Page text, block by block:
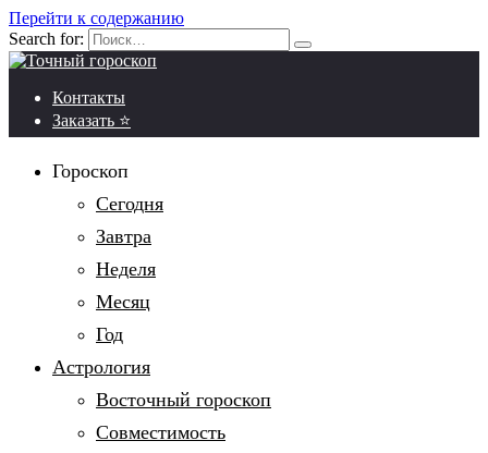
Перейти к содержанию
Search for:
Контакты
Заказать ⭐
Гороскоп
Сегодня
Завтра
Неделя
Месяц
Год
Астрология
Восточный гороскоп
Совместимость